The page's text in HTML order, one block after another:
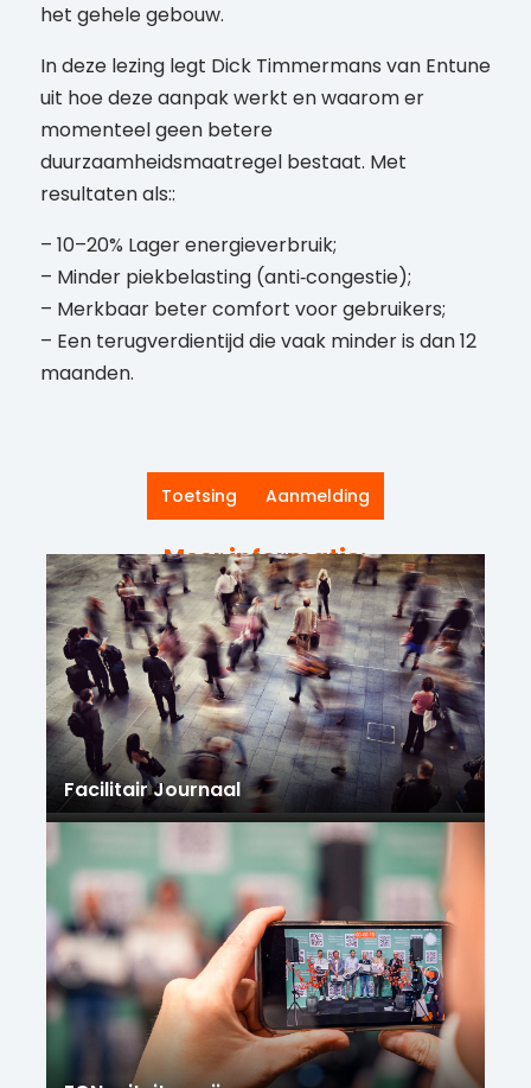
het gehele gebouw.
In deze lezing legt Dick Timmermans van Entune
uit hoe deze aanpak werkt en waarom er
momenteel geen betere
duurzaamheidsmaatregel bestaat. Met
resultaten als::
– 10–20% Lager energieverbruik;
– Minder piekbelasting (anti‑congestie);
– Merkbaar beter comfort voor gebruikers;
– Een terugverdientijd die vaak minder is dan 12
maanden.
Toetsing Aanmelding
Meer informatie:
Facilitair Journaal